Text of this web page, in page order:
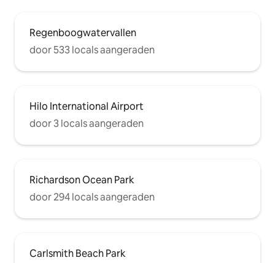
Regenboogwatervallen
door 533 locals aangeraden
Hilo International Airport
door 3 locals aangeraden
Richardson Ocean Park
door 294 locals aangeraden
Carlsmith Beach Park